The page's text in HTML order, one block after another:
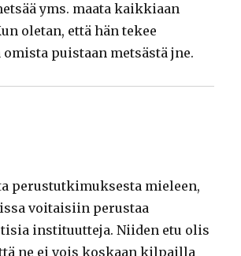
yms. maata kaikkiaan
oletan, että hän tekee
puistaan metsästä jne.
perustutkimuksesta mieleen,
voitaisiin perustaa
instituutteja. Niiden etu olis
ne ei vois koskaan kilpailla